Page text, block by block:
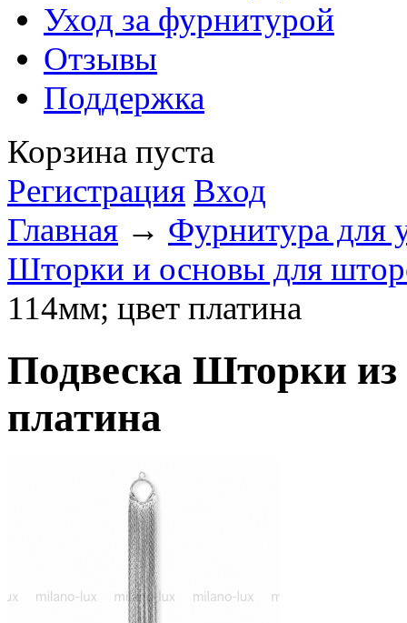
Уход за фурнитурой
Отзывы
Поддержка
Корзина пуста
Регистрация Вход
Главная → Фурнитура для
Шторки и основы для
114мм; цвет платина
Подвеска Шторки из
платина